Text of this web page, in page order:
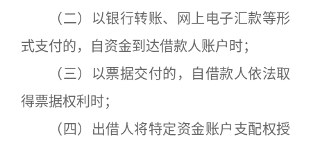
（二）以银行转账、网上电子汇款等形
式支付的，自资金到达借款人账户时；
（三）以票据交付的，自借款人依法取
得票据权利时；
（四）出借人将特定资金账户支配权授